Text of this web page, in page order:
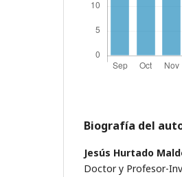
Biografía del
Jesús Hurtado
Doctor y Profesor-